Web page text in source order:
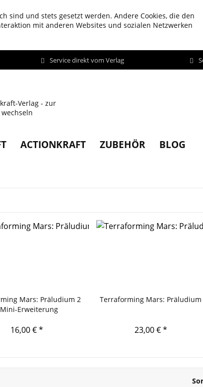
sind und stets gesetzt werden. Andere Cookies, die den
mit anderen Websites und sozialen Netzwerken
Service direkt vom Verlag
ACTIONKRAFT ZUBEHÖR BLOG
Mars: Präludium 2
Erweiterung
16,00 € *
Terraforming Mars: Präludium
23,00 € *